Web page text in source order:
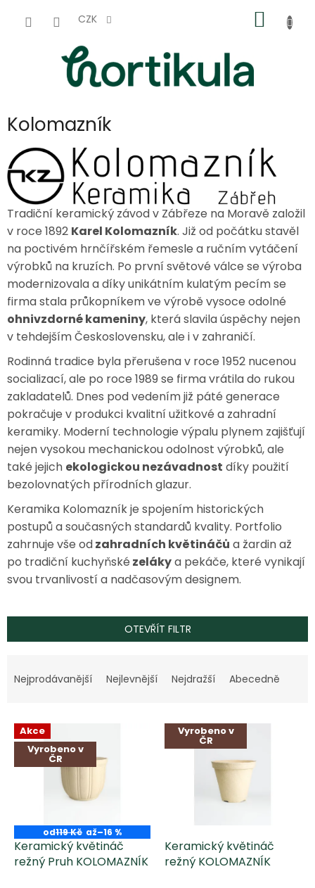
CZK
KOŠÍK
Kolomazník
Tradiční keramický závod v Zábřeze na Moravě založil
v roce 1892 Karel Kolomazník. Již od počátku stavěl
na poctivém hrnčířském řemesle a ručním vytáčení
výrobků na kruzích. Po první světové válce se výroba
modernizovala a díky unikátním kulatým pecím se
firma stala průkopníkem ve výrobě vysoce odolné
ohnivzdorné kameniny, která slavila úspěchy nejen
v tehdejším Československu, ale i v zahraničí.
Rodinná tradice byla přerušena v roce 1952 nucenou
socializací, ale po roce 1989 se firma vrátila do rukou
zakladatelů. Dnes pod vedením již páté generace
pokračuje v produkci kvalitní užitkové a zahradní
keramiky. Moderní technologie výpalu plynem zajišťují
nejen vysokou mechanickou odolnost výrobků, ale
také jejich ekologickou nezávadnost díky použití
bezolovnatých přírodních glazur.
Keramika Kolomazník je spojením historických
postupů a současných standardů kvality. Portfolio
zahrnuje vše odzahradních květináčů a žardin až
po tradiční kuchyňské zelákya pekáče, které vynikají
svou trvanlivostí a nadčasovým designem.
OTEVŘÍT FILTR
a
n
Nejprodávanější Nejlevnější Nejdražší Abecedně
V
o
d
Akce
Vyrobeno v
ČR
od119 Kč až–16 %
Keramický květináč
režný Pruh KOLOMAZNÍK
Vyrobeno v
ČR
Keramický květináč
režný KOLOMAZNÍK